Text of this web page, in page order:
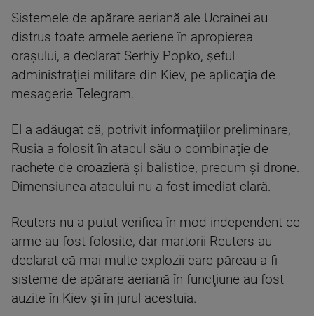
Sistemele de apărare aeriană ale Ucrainei au
distrus toate armele aeriene în apropierea
oraşului, a declarat Serhiy Popko, şeful
administraţiei militare din Kiev, pe aplicaţia de
mesagerie Telegram.
El a adăugat că, potrivit informaţiilor preliminare,
Rusia a folosit în atacul său o combinaţie de
rachete de croazieră şi balistice, precum şi drone.
Dimensiunea atacului nu a fost imediat clară.
Reuters nu a putut verifica în mod independent ce
arme au fost folosite, dar martorii Reuters au
declarat că mai multe explozii care păreau a fi
sisteme de apărare aeriană în funcţiune au fost
auzite în Kiev şi în jurul acestuia.